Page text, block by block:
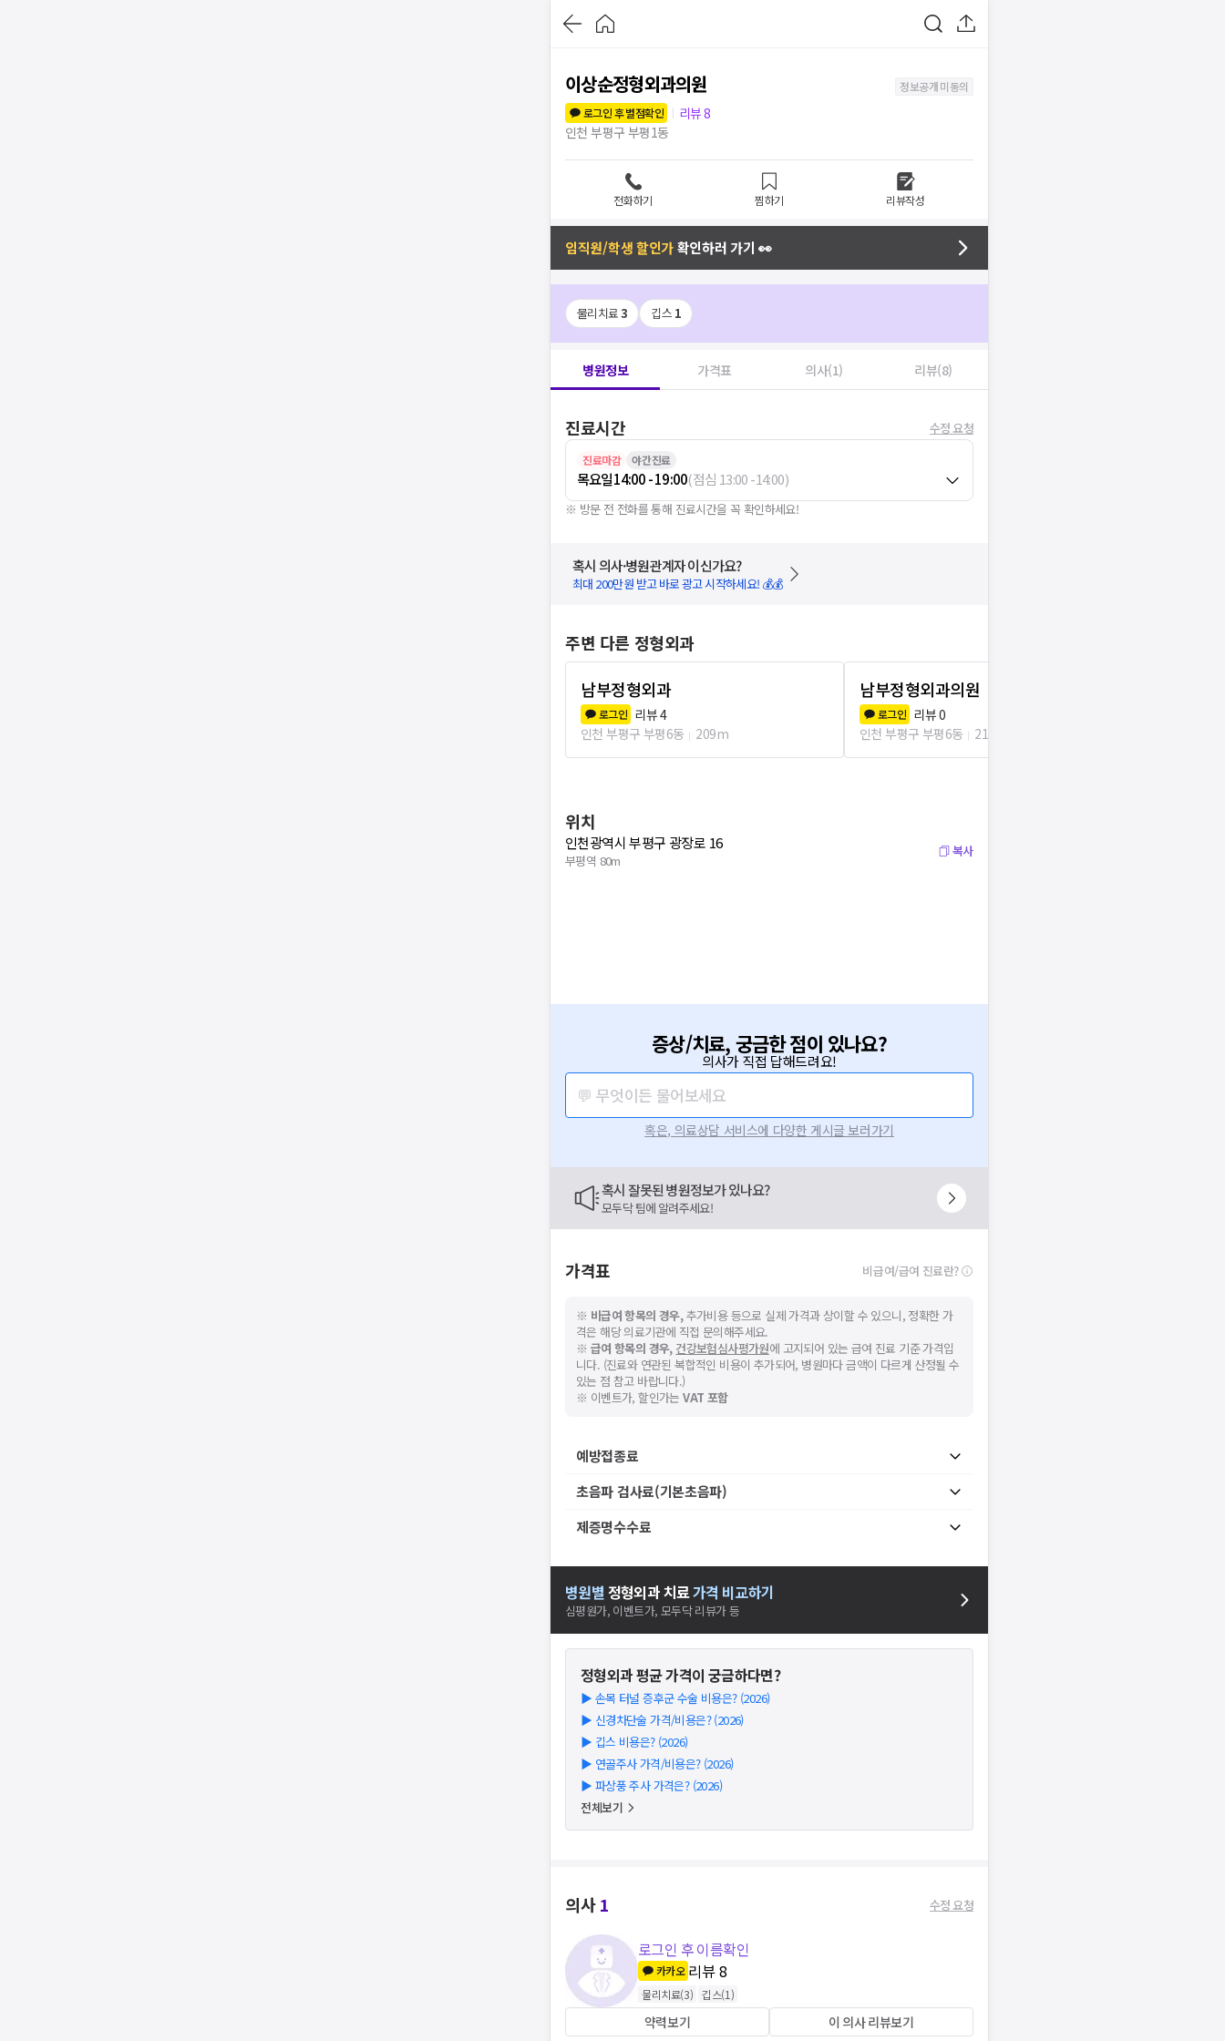
이상순정형외과의원
정보공개 미동의
로그인 후 별점확인
리뷰8
인천 부평구 부평1동
전화하기 찜하기 리뷰작성
임직원/학생 할인가확인하러 가기 👀
물리치료3 깁스 1
병원정보 가격표 의사(1) 리뷰(8)
진료시간 수정 요청
진료마감 야간진료
목요일14:00 - 19:00(점심 13:00-14:00)
※ 방문 전 전화를 통해 진료시간을 꼭 확인하세요!
혹시 의사·병원관계자 이신가요?
최대 200만원 받고 바로 광고 시작하세요! 💰💰
주변 다른 정형외과
남부정형외과
로그인 리뷰4
인천 부평구 부평6동
209m
남부정형외과의원
로그인 리뷰0
인천 부평구 부평6동
212m
위치
인천광역시 부평구 광장로 16
부평역 80m
복사
증상/치료, 궁금한 점이 있나요?
의사가 직접 답해드려요!
💬 무엇이든 물어보세요
혹은, 의료상담 서비스에 다양한 게시글 보러가기
혹시 잘못된 병원정보가 있나요?
모두닥 팀에 알려주세요!
가격표 비급여/급여 진료란?
※ 비급여 항목의 경우,추가비용 등으로 실제 가격과 상이할 수 있으니, 정확한 가
격은 해당 의료기관에 직접 문의해주세요.
※ 급여 항목의 경우, 건강보험심사평가원에 고지되어 있는 급여 진료 기준 가격입
니다. (진료와 연관된 복합적인 비용이 추가되어, 병원마다 금액이 다르게 산정될 수
있는 점 참고 바랍니다.)
※ 이벤트가, 할인가는VAT 포함
예방접종료
초음파 검사료(기본초음파)
제증명수수료
병원별 정형외과치료가격 비교하기
심평원가, 이벤트가, 모두닥 리뷰가 등
정형외과평균 가격이 궁금하다면?
▶ 손목 터널 증후군 수술 비용은? (2026)
▶ 신경차단술 가격/비용은? (2026)
▶ 깁스 비용은? (2026)
▶ 연골주사 가격/비용은? (2026)
▶ 파상풍 주사 가격은? (2026)
전체보기
의사1 수정 요청
로그인 후 이름확인
카카오 리뷰8
물리치료(3) 깁스(1)
약력보기 이 의사 리뷰보기